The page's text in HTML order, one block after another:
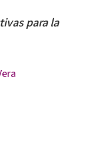
para la